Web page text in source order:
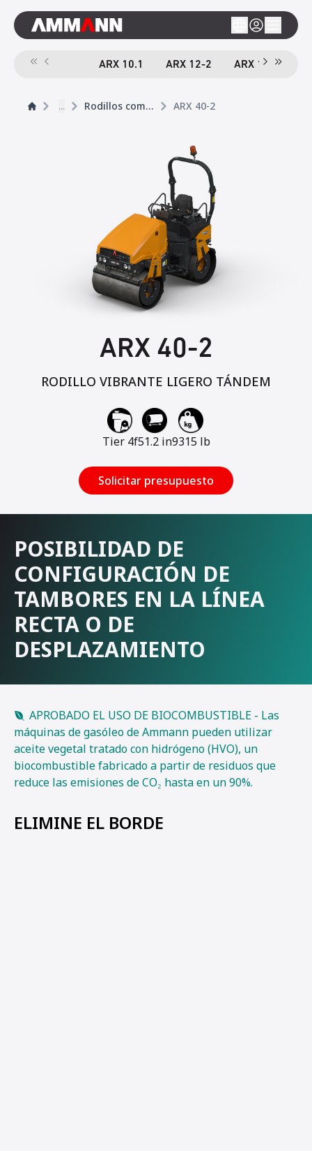
ARX 10.1 ARX 12-2 ARX 16-2
... Rodillos compactador tándem ARX 40-2
ARX 40-2
RODILLO VIBRANTE LIGERO TÁNDEM
Tier 4f51.2 in9315 lb
Solicitar presupuesto
POSIBILIDAD DE
CONFIGURACIÓN DE
TAMBORES EN LA LÍNEA
RECTA O DE
DESPLAZAMIENTO
APROBADO EL USO DE BIOCOMBUSTIBLE - Las
máquinas de gasóleo de Ammann pueden utilizar
aceite vegetal tratado con hidrógeno (HVO), un
biocombustible fabricado a partir de residuos que
reduce las emisiones de CO₂ hasta en un 90%.
ELIMINE EL BORDE